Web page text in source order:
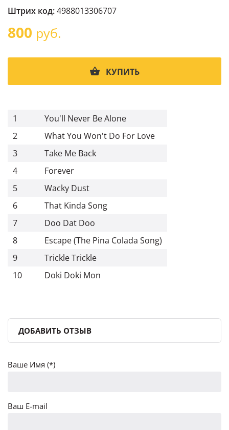
Штрих код:4988013306707
800 руб.
КУПИТЬ
1
You'll Never Be Alone
2
What You Won't Do For Love
3
Take Me Back
4
Forever
5
Wacky Dust
6
That Kinda Song
7
Doo Dat Doo
8
Escape (The Pina Colada Song)
9
Trickle Trickle
10
Doki Doki Mon
ДОБАВИТЬ ОТЗЫВ
Ваше Имя (*)
Ваш E-mail